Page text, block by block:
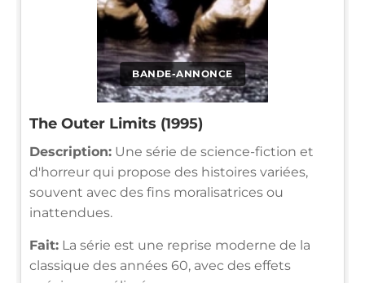
BANDE-ANNONCE
The Outer Limits (1995)
Description: Une série de science-fiction et
d'horreur qui propose des histoires variées,
souvent avec des fins moralisatrices ou
inattendues.
Fait: La série est une reprise moderne de la
classique des années 60, avec des effets